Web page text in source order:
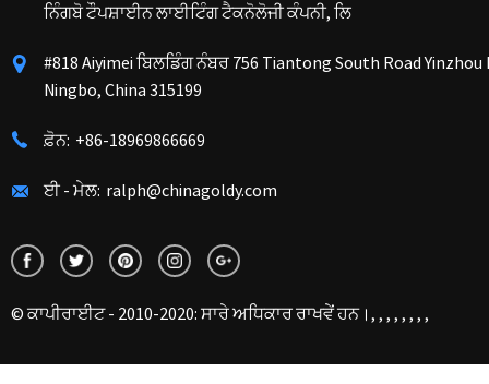
ਨਿੰਗਬੋ ਟੌਪਸ਼ਾਈਨ ਲਾਈਟਿੰਗ ਟੈਕਨੋਲੋਜੀ ਕੰਪਨੀ, ਲਿ
#818 Aiyimei ਬਿਲਡਿੰਗ ਨੰਬਰ 756 Tiantong South Road
Ningbo, China 315199
ਫ਼ੋਨ: +86-18969866669
ਈ - ਮੇਲ: ralph@chinagoldy.com
© ਕਾਪੀਰਾਈਟ - 2010-2020: ਸਾਰੇ ਅਧਿਕਾਰ ਰਾਖਵੇਂ ਹਨ।, , , , , , , ,